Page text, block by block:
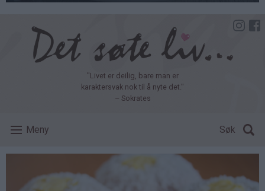
"Livet er deilig, bare man er
karaktersvak nok til å nyte det."
– Sokrates
Meny Søk